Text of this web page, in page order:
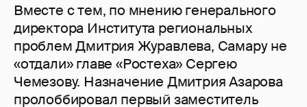
Вместе с тем, по мнению генерального
директора Института региональных
проблем Дмитрия Журавлева, Самару не
«отдали» главе «Ростеха» Сергею
Чемезову. Назначение Дмитрия Азарова
пролоббировал первый заместитель